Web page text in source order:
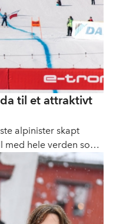
til et attraktivt
alpinister skapt
med hele verden som
og gjør at enda